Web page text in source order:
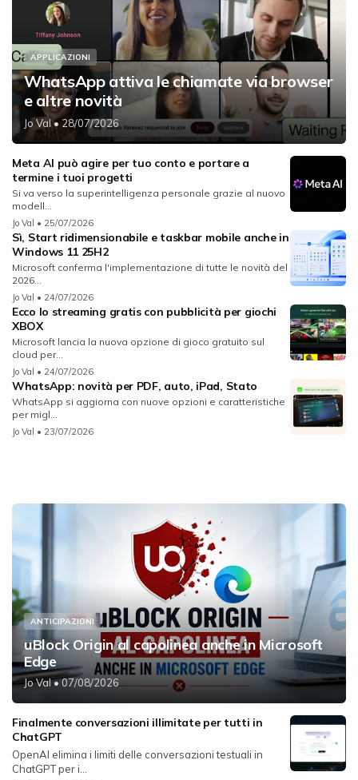
APPLICAZIONI
WhatsApp attiva le chiamate via browser
e altre novità
Jo Val• 28/07/2026
Meta AI può agire per tuo conto e portare a
termine i tuoi progetti
Si va verso la superintelligenza personale grazie al nuovo
modell...
Jo Val • 25/07/2026
Sì, Start ridimensionabile e taskbar mobile anche in
Windows 11 25H2
Microsoft conferma l'implementazione di tutte le novità del
2026...
Jo Val • 24/07/2026
Ecco lo streaming gratis con pubblicità per giochi
XBOX
Microsoft lancia la nuova opzione di gioco gratuito sul
cloud per...
Jo Val • 24/07/2026
WhatsApp: novità per PDF, auto, iPad, Stato
WhatsApp si aggiorna con nuove opzioni e caratteristiche
per migl...
Jo Val • 23/07/2026
ANTICIPAZIONI
uBlock Origin al capolinea anche in Microsoft
Edge
Jo Val• 07/08/2026
Finalmente conversazioni illimitate per tutti in
ChatGPT
OpenAI elimina i limiti delle conversazioni testuali in
ChatGPT per i...